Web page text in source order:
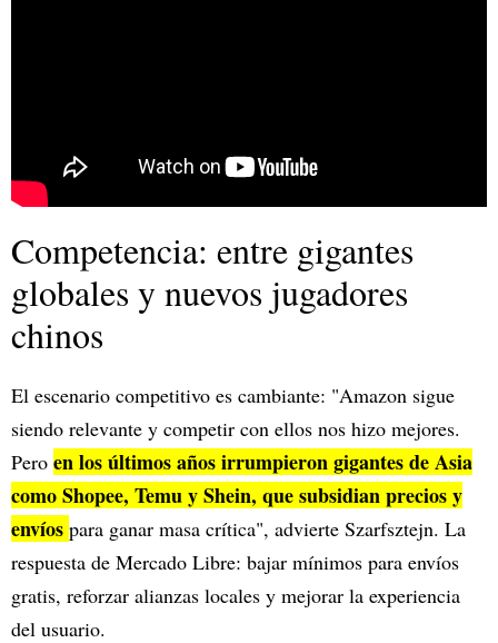
Competencia: entre gigantes
globales y nuevos jugadores
chinos
El escenario competitivo es cambiante: "Amazon sigue
siendo relevante y competir con ellos nos hizo mejores.
Pero en los últimos años irrumpieron gigantes de Asia
como Shopee, Temu y Shein, que subsidian precios y
envíos para ganar masa crítica", advierte Szarfsztejn. La
respuesta de Mercado Libre: bajar mínimos para envíos
gratis, reforzar alianzas locales y mejorar la experiencia
del usuario.